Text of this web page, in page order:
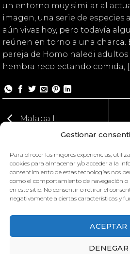
Gestionar
Para ofrecer las mejores experiencias,
cookies para almacenar y/o acceder a la
consentimiento de estas tecnologías nos
como el comportamiento de navegación o
en este sitio. No consentir o retirar el
negativamente a ciertas características y
ACEPTAR
DENEGAR
un entorno muy similar al
imagen, una serie de especies
aún vivas hoy, pero todavía
reúnen en torno a una charca.
pareja de Homo naledi adultos
hembra recolectando comida,
Malapa II